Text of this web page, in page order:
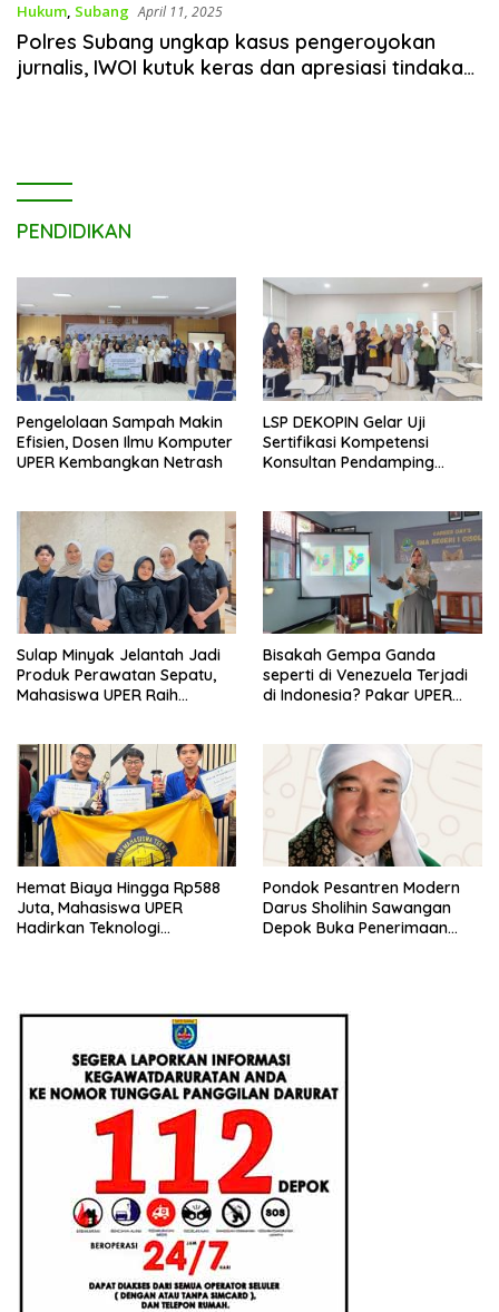
Hukum, Subang April 11, 2025
Polres Subang ungkap kasus pengeroyokan
jurnalis, IWOI kutuk keras dan apresiasi tindakan
PENDIDIKAN
Pengelolaan Sampah Makin
Efisien, Dosen Ilmu Komputer
UPER Kembangkan Netrash
LSP DEKOPIN Gelar Uji
Sertifikasi Kompetensi
Konsultan Pendamping
Sulap Minyak Jelantah Jadi
Produk Perawatan Sepatu,
Mahasiswa UPER Raih
Bisakah Gempa Ganda
seperti di Venezuela Terjadi
di Indonesia? Pakar UPER
Hemat Biaya Hingga Rp588
Juta, Mahasiswa UPER
Hadirkan Teknologi
Pondok Pesantren Modern
Darus Sholihin Sawangan
Depok Buka Penerimaan